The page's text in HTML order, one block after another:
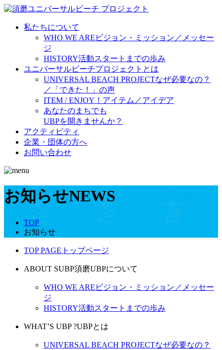
私たちについて
WHO WE ARE ビジョン・ミッション／メッセー
ジ
HISTORY活動スタートまでの歩み
ユニバーサルビーチプロジェクトとは
UNIVERSAL BEACH PROJECTなぜ必要なの？
／「できた！」の声
ITEM / ENJOY！ アイテム／アイデア
あなたのまちでも
UBPを開きませんか？
アクティビティ
企業・団体の方へ
お問い合わせ
お知らせNEWS
TOP
お知らせ
TOP PAGE トップページ
ABOUT SUBP須磨UBPについて
WHO WE ARE ビジョン・ミッション／メッセー
ジ
HISTORY活動スタートまでの歩み
WHAT’S UBP ?UBPとは
UNIVERSAL BEACH PROJECTなぜ必要なの？